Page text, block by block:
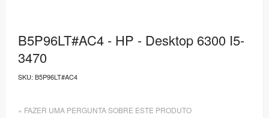
B5P96LT#AC4 - HP - Desktop 6300 I5-
3470
SKU: B5P96LT#AC4
» FAZER UMA PERGUNTA SOBRE ESTE PRODUTO